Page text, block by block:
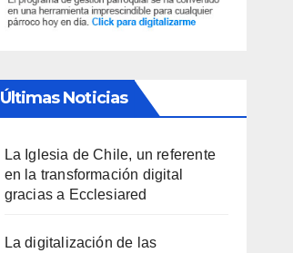
Últimas Noticias
La Iglesia de Chile, un referente
en la transformación digital
gracias a Ecclesiared
La digitalización de las